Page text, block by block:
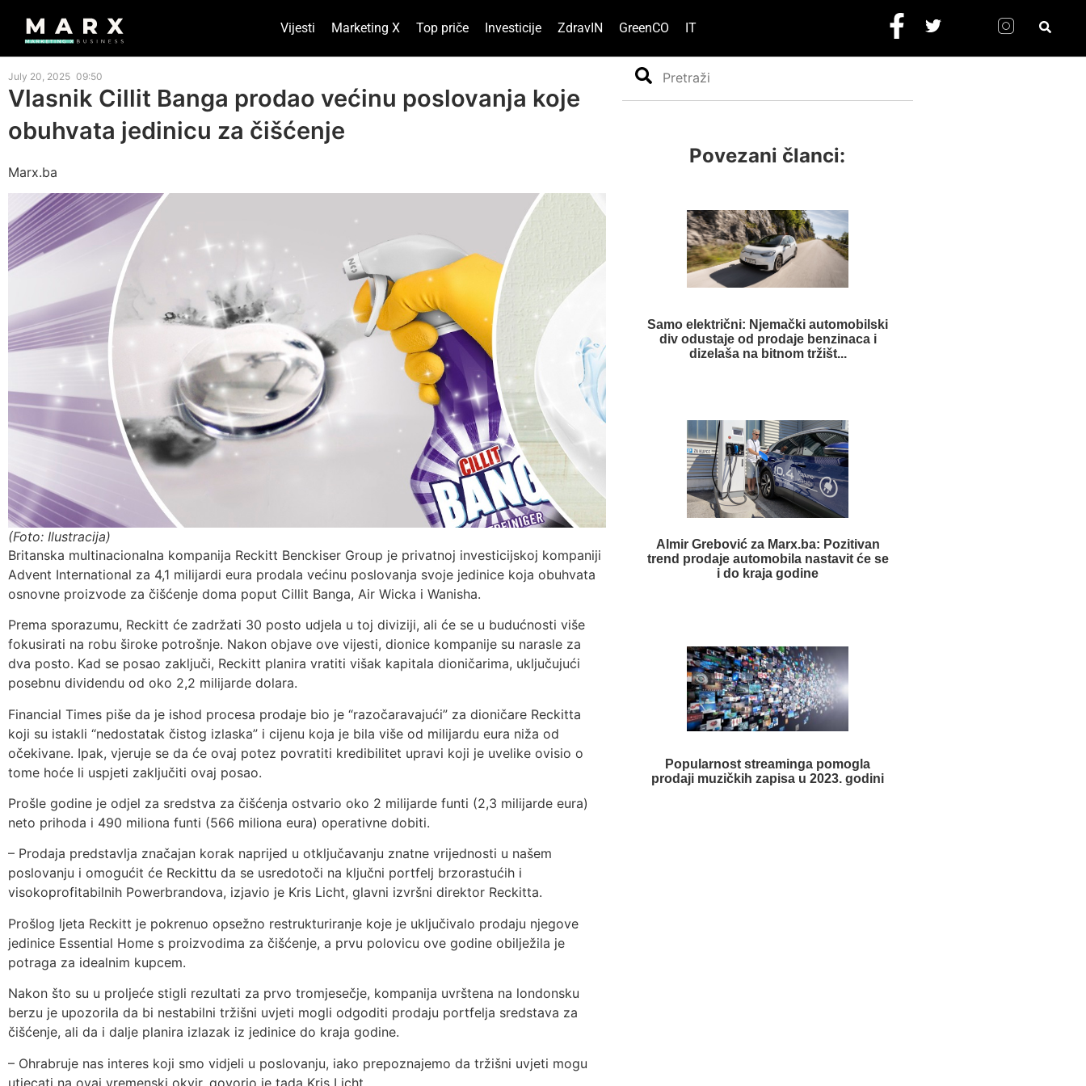
Vijesti Marketing X Top priče Investicije ZdravIN GreenCO IT
July 20, 2025 09:50
Vlasnik Cillit Banga prodao većinu poslovanja koje
obuhvata jedinicu za čišćenje
Marx.ba
(Foto: Ilustracija)
Britanska multinacionalna kompanija Reckitt Benckiser Group je privatnoj investicijskoj kompaniji
Advent International za 4,1 milijardi eura prodala većinu poslovanja svoje jedinice koja obuhvata
osnovne proizvode za čišćenje doma poput Cillit Banga, Air Wicka i Wanisha.
Prema sporazumu, Reckitt će zadržati 30 posto udjela u toj diviziji, ali će se u budućnosti više
fokusirati na robu široke potrošnje. Nakon objave ove vijesti, dionice kompanije su narasle za
dva posto. Kad se posao zaključi, Reckitt planira vratiti višak kapitala dioničarima, uključujući
posebnu dividendu od oko 2,2 milijarde dolara.
Financial Times piše da je ishod procesa prodaje bio je “razočaravajući” za dioničare Reckitta
koji su istakli “nedostatak čistog izlaska” i cijenu koja je bila više od milijardu eura niža od
očekivane. Ipak, vjeruje se da će ovaj potez povratiti kredibilitet upravi koji je uvelike ovisio o
tome hoće li uspjeti zaključiti ovaj posao.
Prošle godine je odjel za sredstva za čišćenja ostvario oko 2 milijarde funti (2,3 milijarde eura)
neto prihoda i 490 miliona funti (566 miliona eura) operativne dobiti.
– Prodaja predstavlja značajan korak naprijed u otključavanju znatne vrijednosti u našem
poslovanju i omogućit će Reckittu da se usredotoči na ključni portfelj brzorastućih i
visokoprofitabilnih Powerbrandova, izjavio je Kris Licht, glavni izvršni direktor Reckitta.
Prošlog ljeta Reckitt je pokrenuo opsežno restrukturiranje koje je uključivalo prodaju njegove
jedinice Essential Home s proizvodima za čišćenje, a prvu polovicu ove godine obilježila je
potraga za idealnim kupcem.
Nakon što su u proljeće stigli rezultati za prvo tromjesečje, kompanija uvrštena na londonsku
berzu je upozorila da bi nestabilni tržišni uvjeti mogli odgoditi prodaju portfelja sredstava za
čišćenje, ali da i dalje planira izlazak iz jedinice do kraja godine.
– Ohrabruje nas interes koji smo vidjeli u poslovanju, iako prepoznajemo da tržišni uvjeti mogu
utjecati na ovaj vremenski okvir, govorio je tada Kris Licht.
Search
Povezani članci:
Samo električni: Njemački automobilski
div odustaje od prodaje benzinaca i
dizelaša na bitnom tržišt...
Almir Grebović za Marx.ba: Pozitivan
trend prodaje automobila nastavit će se
i do kraja godine
Popularnost streaminga pomogla
prodaji muzičkih zapisa u 2023. godini